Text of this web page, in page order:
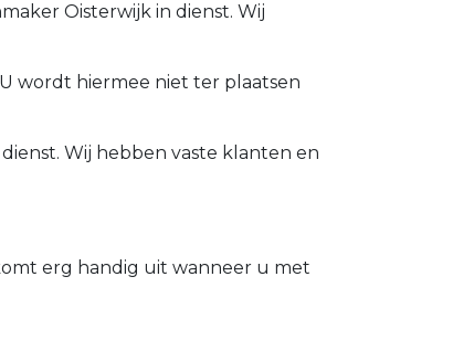
Oisterwijk in dienst. Wij
wordt hiermee niet ter plaatsen
Wij hebben vaste klanten en
erg handig uit wanneer u met